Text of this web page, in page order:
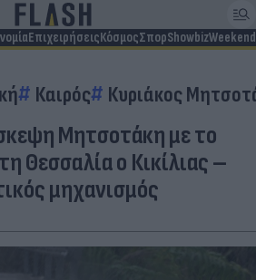
ΕπιχειρήσειςΚόσμοςΣπορShowbizWeekend
Καιρός Κυριάκος
Μητσοτάκη με το
Θεσσαλία ο Κικίλιας –
μηχανισμός